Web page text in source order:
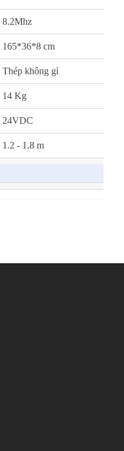
8.2Mhz
165*36*8 cm
Thép không gỉ
14 Kg
24VDC
1.2 - 1.8 m